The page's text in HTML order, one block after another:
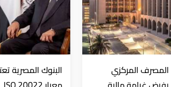
المصرف المركزي
البنوك المصرية